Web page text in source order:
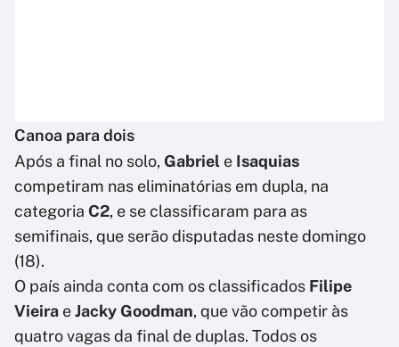
Canoa para dois
Após a final no solo, Gabriel e Isaquias
competiram nas eliminatórias em dupla, na
categoria C2, e se classificaram para as
semifinais, que serão disputadas neste domingo
(18).
O país ainda conta com os classificados Filipe
Vieira eJacky Goodman, que vão competir às
quatro vagas da final de duplas. Todos os